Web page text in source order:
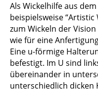
Als Wickelhilfe aus
beispielsweise
zum Wickeln der
wie für eine
Eine u-förmige
befestigt. Im U sind
übereinander in
unterschiedlich dicken